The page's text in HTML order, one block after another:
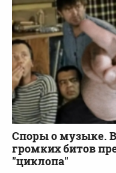
Споры о музыке.
громких битов
"циклопа"